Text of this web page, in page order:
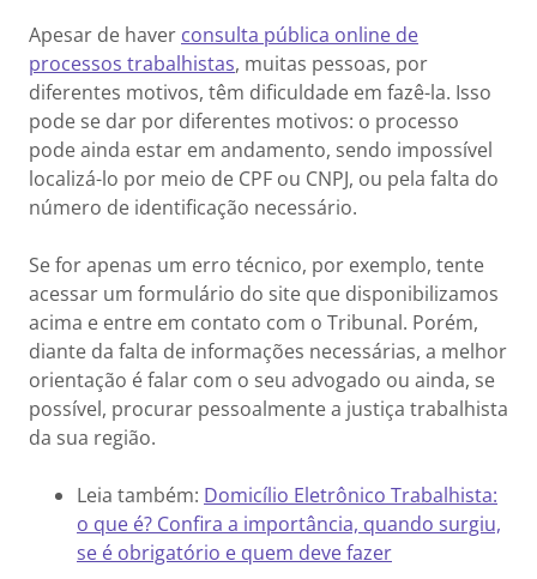
Apesar de haver consulta pública online de
processos trabalhistas, muitas pessoas, por
diferentes motivos, têm dificuldade em fazê-la. Isso
pode se dar por diferentes motivos: o processo
pode ainda estar em andamento, sendo impossível
localizá-lo por meio de CPF ou CNPJ, ou pela falta do
número de identificação necessário.
Se for apenas um erro técnico, por exemplo, tente
acessar um formulário do site que disponibilizamos
acima e entre em contato com o Tribunal. Porém,
diante da falta de informações necessárias, a melhor
orientação é falar com o seu advogado ou ainda, se
possível, procurar pessoalmente a justiça trabalhista
da sua região.
Leia também: Domicílio Eletrônico Trabalhista:
o que é? Confira a importância, quando surgiu,
se é obrigatório e quem deve fazer